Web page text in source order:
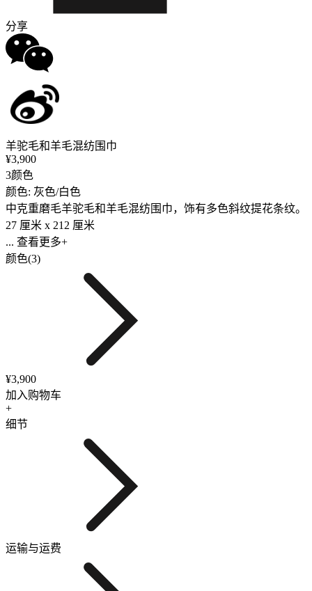
分享
羊驼毛和羊毛混纺围巾
¥3,900
3颜色
颜色: 灰色/白色
中克重磨毛羊驼毛和羊毛混纺围巾，饰有多色斜纹提花条纹。
27 厘米 x 212 厘米
... 查看更多+
颜色(3)
¥3,900
加入购物车
+
细节
运输与运费